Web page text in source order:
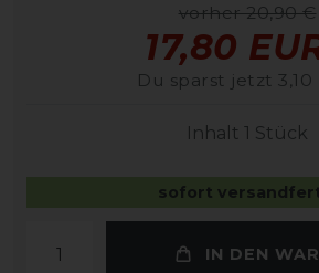
vorher 20,90 €
17,80
Du sparst jetzt 3,10
Inhalt 1 Stück
sofort
IN DEN